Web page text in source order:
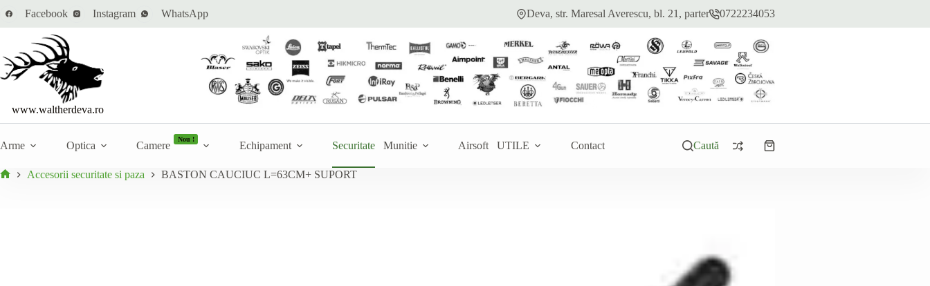
la
conținut
BASTON CAUCIUC L=63CM+ SUPORT
În stoc
Cantitate
BASTON
L=63CM+
SUPORT
Facebook Instagram WhatsApp Deva, str. Maresal Averescu, bl. 21, parter 0722234053
www.waltherdeva.ro
Arme Optica Camere
Nou !
Echipament Securitate Munitie Airsoft UTILE Contact Caută
Coș
Accesorii securitate si paza BASTON CAUCIUC L=63CM+ SUPORT